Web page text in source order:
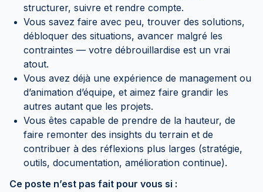
structurer, suivre et rendre compte.
Vous savez faire avec peu, trouver des solutions,
débloquer des situations, avancer malgré les
contraintes — votre débrouillardise est un vrai
atout.
Vous avez déjà une expérience de management ou
d’animation d’équipe, et aimez faire grandir les
autres autant que les projets.
Vous êtes capable de prendre de la hauteur, de
faire remonter des insights du terrain et de
contribuer à des réflexions plus larges (stratégie,
outils, documentation, amélioration continue).
Ce poste n’est pas fait pour vous si :